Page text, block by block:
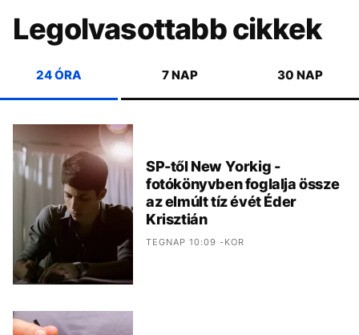
Legolvasottabb cikkek
24 ÓRA 7 NAP 30 NAP
SP-től New Yorkig -
fotókönyvben foglalja össze
az elmúlt tíz évét Éder
Krisztián
TEGNAP 10:09 -KOR